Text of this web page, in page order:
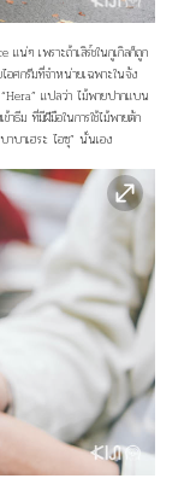
แน่ๆ เพราะถ้าเสิร์ชในกูเกิลก็ถูก
อศกรีมที่จำหน่ายเฉพาะในจัง
แปลว่า ไม้พายปากแบน
ธีม ที่มีฝีมือในการใช้ไม้พายตัก
าบาเฮระ ไอซุ” นั่นเอง